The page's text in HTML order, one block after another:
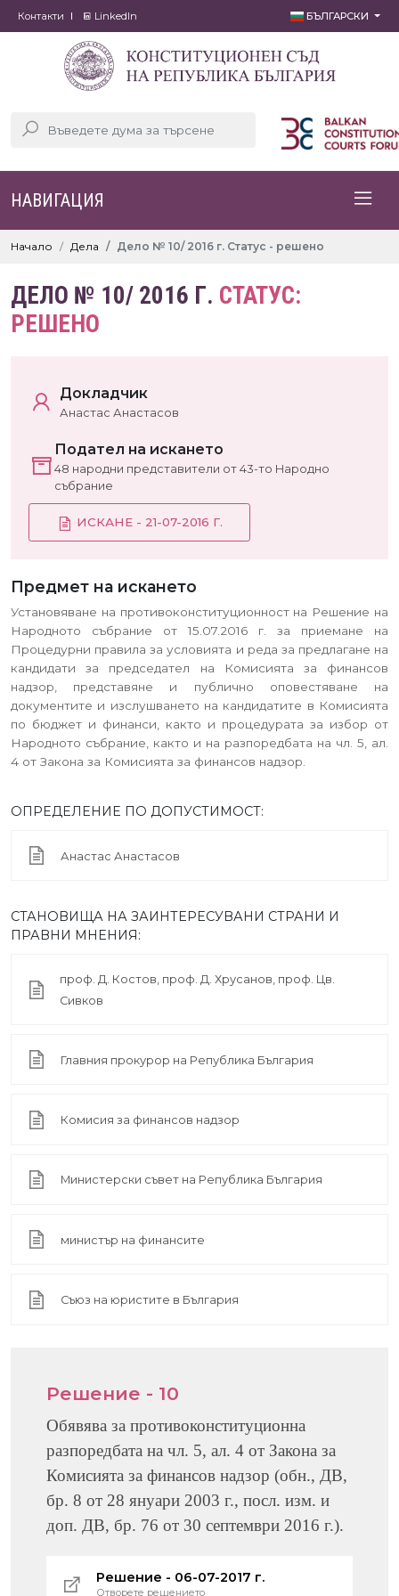
Контакти LinkedIn БЪЛГАРСКИ
НАВИГАЦИЯ
Начало Дела Дело № 10/ 2016 г. Статус - решено
ДЕЛО № 10/ 2016 Г. СТАТУС:
РЕШЕНО
Докладчик
Анастас Анастасов
Подател на искането
48 народни представители от 43-то Народно
събрание
ИСКАНЕ - 21-07-2016 Г.
Предмет на искането
Установяване на противоконституционност на Решение на
Народното събрание от 15.07.2016 г. за приемане на
Процедурни правила за условията и реда за предлагане на
кандидати за председател на Комисията за финансов
надзор, представяне и публично оповестяване на
документите и изслушването на кандидатите в Комисията
по бюджет и финанси, както и процедурата за избор от
Народното събрание, както и на разпоредбата на чл. 5, ал.
4 от Закона за Комисията за финансов надзор.
ОПРЕДЕЛЕНИЕ ПО ДОПУСТИМОСТ:
Анастас Анастасов
СТАНОВИЩА НА ЗАИНТЕРЕСУВАНИ СТРАНИ И
ПРАВНИ МНЕНИЯ:
проф. Д. Костов, проф. Д. Хрусанов, проф. Цв.
Сивков
Главния прокурор на Република България
Комисия за финансов надзор
Министерски съвет на Република България
министър на финансите
Съюз на юристите в България
Решение - 10
Обявява за противоконституционна
разпоредбата на чл. 5, ал. 4 от Закона за
Комисията за финансов надзор (обн., ДВ,
бр. 8 от 28 януари 2003 г., посл. изм. и
доп. ДВ, бр. 76 от 30 септември 2016 г.).
Решение - 06-07-2017 г.
Отворете решението